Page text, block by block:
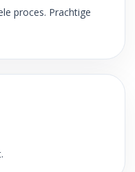
proces. Prachtige